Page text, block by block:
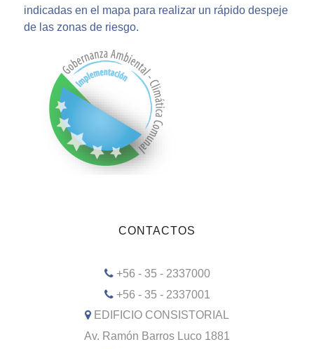
indicadas en el mapa para realizar un rápido despeje
de las zonas de riesgo.
CONTACTOS
+56 - 35 - 2337000
+56 - 35 - 2337001
EDIFICIO CONSISTORIAL
Av. Ramón Barros Luco 1881